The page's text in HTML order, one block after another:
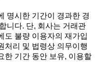
명시한기간이경과한경
니다.단,회사는거래관
도불량이용자의재가입
처리및법령상의무이행
한기간동안보유,이용할